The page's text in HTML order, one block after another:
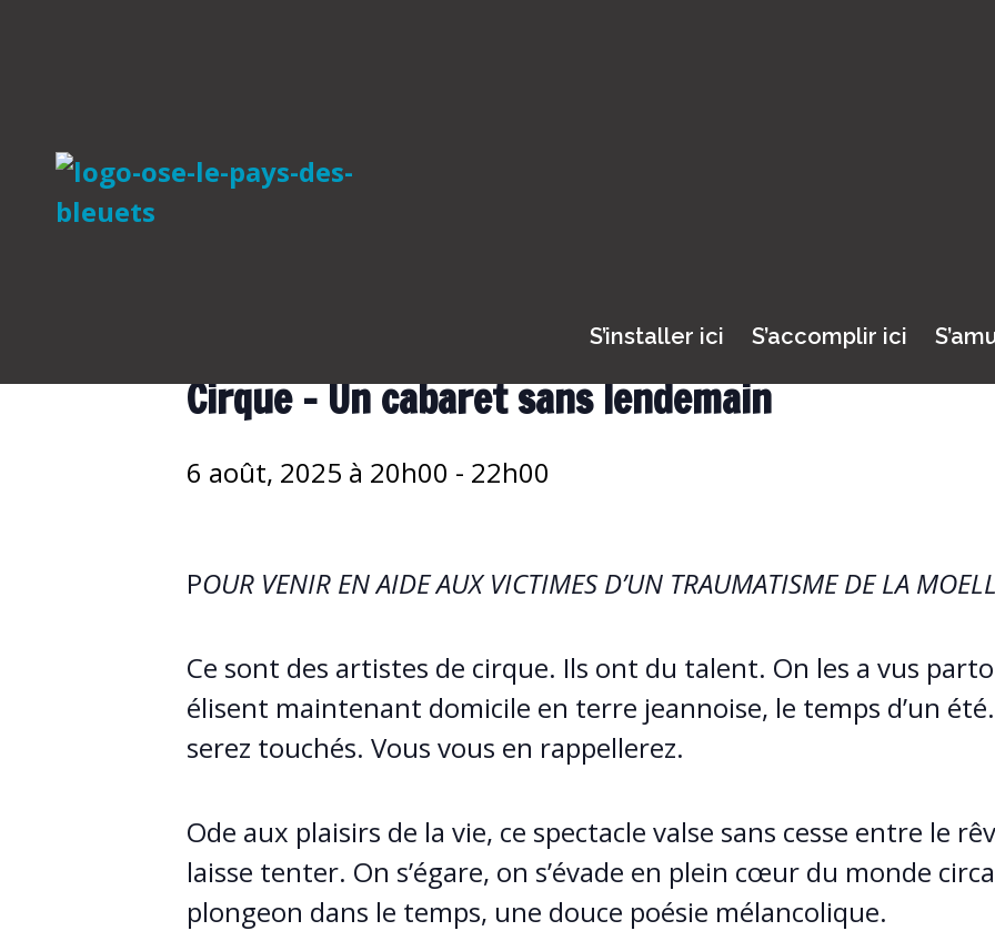
S’installer ici S’accomplir ici
Cirque – Un cabaret sans lendemain
6 août, 2025 à 20h00 - 22h00
POUR VENIR EN AIDE AUX VICTIMES D’UN TRAUMATISME DE LA
Ce sont des artistes de cirque. Ils ont du talent. On les a vus
élisent maintenant domicile en terre jeannoise, le temps d’un
serez touchés. Vous vous en rappellerez.
Ode aux plaisirs de la vie, ce spectacle valse sans cesse entre le
laisse tenter. On s’égare, on s’évade en plein cœur du monde
plongeon dans le temps, une douce poésie mélancolique.